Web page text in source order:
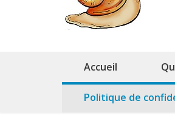
Accueil
Politique de